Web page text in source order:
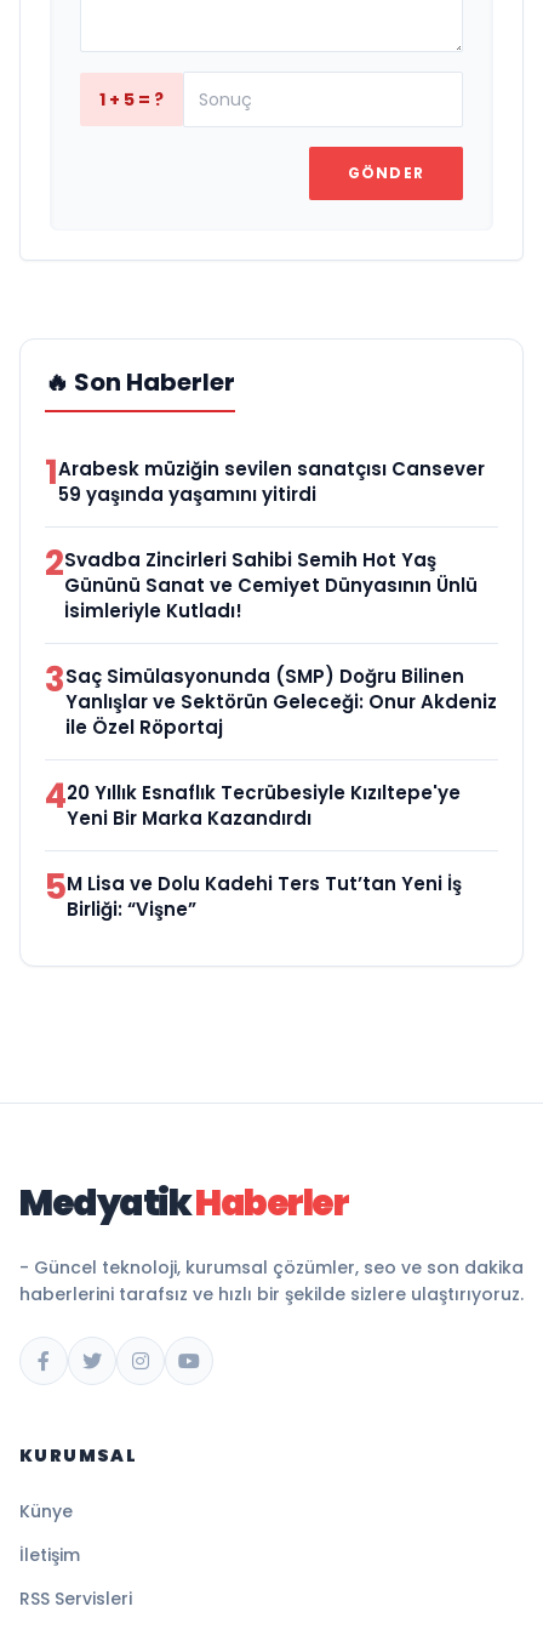
1 + 5 = ?
GÖNDER
🔥 Son Haberler
1Arabesk müziğin sevilen sanatçısı Cansever
59 yaşında yaşamını yitirdi
2Svadba Zincirleri Sahibi Semih Hot Yaş
Gününü Sanat ve Cemiyet Dünyasının Ünlü
İsimleriyle Kutladı!
3Saç Simülasyonunda (SMP) Doğru Bilinen
Yanlışlar ve Sektörün Geleceği: Onur Akdeniz
ile Özel Röportaj
420 Yıllık Esnaflık Tecrübesiyle Kızıltepe'ye
Yeni Bir Marka Kazandırdı
5M Lisa ve Dolu Kadehi Ters Tut’tan Yeni İş
Birliği: “Vişne”
MedyatikHaberler
- Güncel teknoloji, kurumsal çözümler, seo ve son dakika
haberlerini tarafsız ve hızlı bir şekilde sizlere ulaştırıyoruz.
KURUMSAL
Künye
İletişim
RSS Servisleri